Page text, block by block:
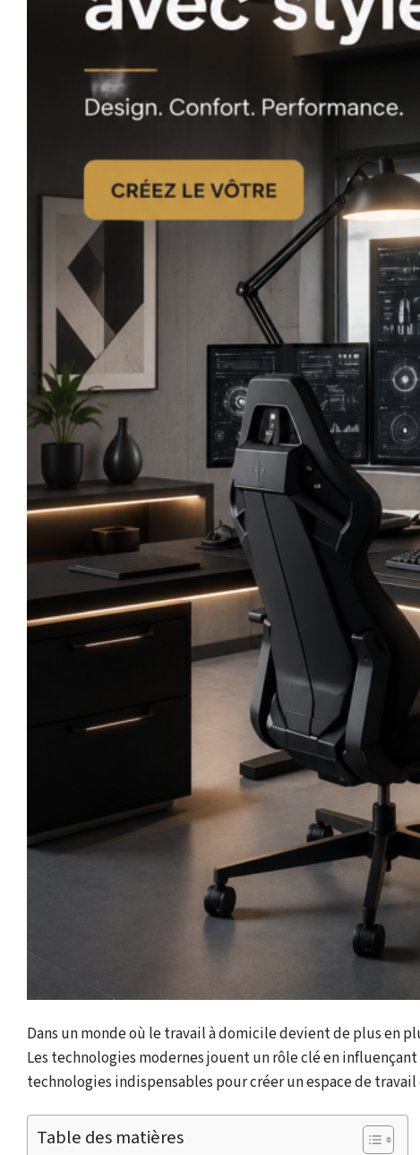
Dans un monde où le travail à domicile devient de plus en
Les technologies modernes jouent un rôle clé en
technologies indispensables pour créer un espace de
Table des matières